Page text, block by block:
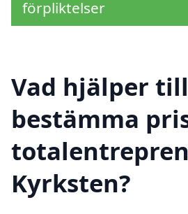
förpliktelser
Vad hjälper
bestämma
Kyrksten?